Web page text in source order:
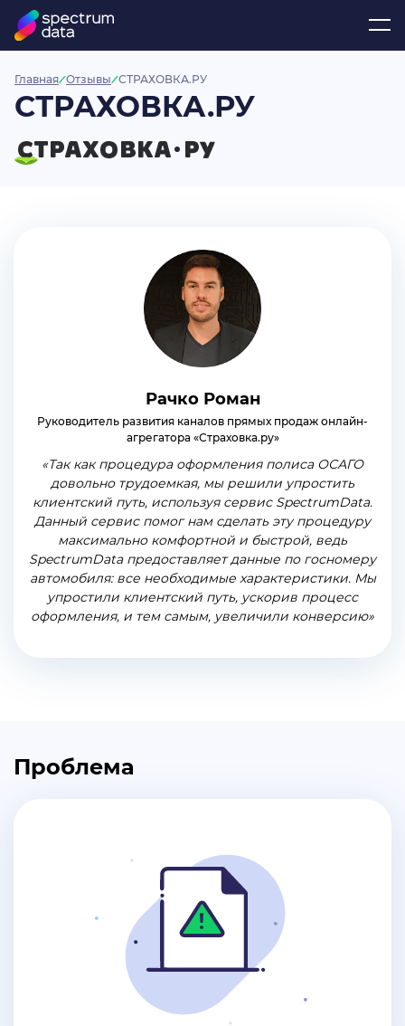
Главная Отзывы СТРАХОВКА.РУ
СТРАХОВКА.РУ
Рачко Роман
Руководитель развития каналов прямых продаж онлайн-
агрегатора «Страховка.ру»
«Так как процедура оформления полиса ОСАГО
довольно трудоемкая, мы решили упростить
клиентский путь, используя сервис SpectrumData.
Данный сервис помог нам сделать эту процедуру
максимально комфортной и быстрой, ведь
SpectrumData предоставляет данные по госномеру
автомобиля: все необходимые характеристики. Мы
упростили клиентский путь, ускорив процесс
оформления, и тем самым, увеличили конверсию»
Проблема